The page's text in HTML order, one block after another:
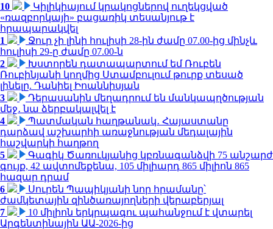
10
Կիլիկիայում կրակոցներով ուղեկցված
«ռազբորկայի» բացառիկ տեսանյութ է
հրապարակվել
1
Ջուր չի լինի հուլիսի 28-ին ժամը 07.00-ից մինչև
հուլիսի 29-ը ժամը 07.00-ն
2
Խստորեն դատապարտում եմ Ռուբեն
Ռուբինյանի կողմից Ստամբուլում թուրք տեսած
լինելը. Դանիել Իոաննիսյան
3
Դերասանին մեղադրում են մանկապղծության
մեջ․ նա ձերբակալվել է
4
Պատմական հաղթանակ․ Հայաստանը
դարձավ աշխարհի առաջնության մեդալային
հաշվարկի հաղթող
5
Գագիկ Ծառուկյանից կբռնագանձվի 75 անշարժ
գույք, 42 ավտոմեքենա, 105 միլիարդ 865 միլիոն 865
հազար դրամ
6
Սուրեն Պապիկյանի նոր հրամանը՝
ժամկետային զինծառայողների վերաբերյալ
7
10 միլիոն երկրպագու պահանջում է վտարել
Արգենտինային ԱԱ-2026-ից